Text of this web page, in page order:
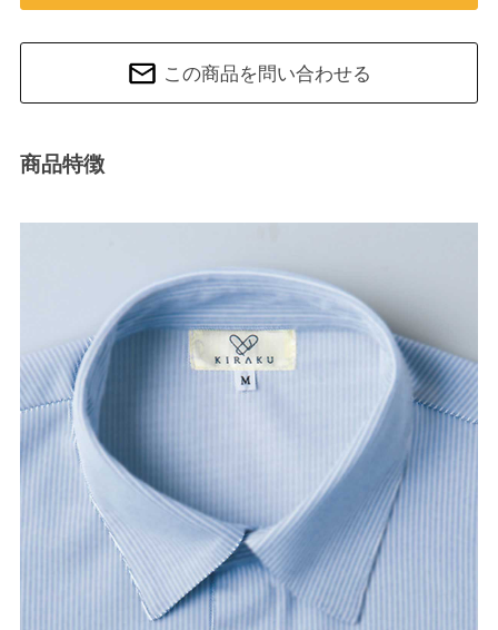
この商品を問い合わせる
商品特徴